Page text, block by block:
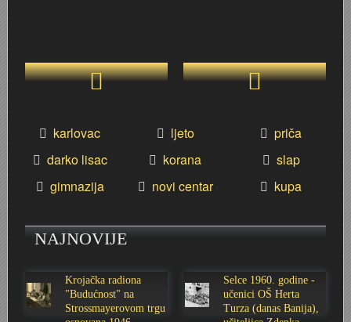
karlovac ljeto
priča
darko lisac
korana
slap
gimnazija
novi centar kupa
NAJNOVIJE
Krojačka radiona
"Budućnost" na
Strossmayerovom trgu
Selce 1960. godine -
učenici OŠ Herta
Turza (danas Banija),